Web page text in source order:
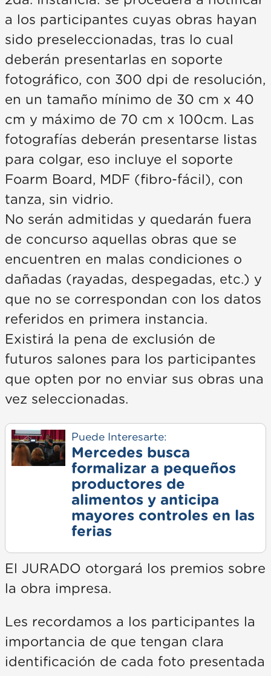
a los participantes cuyas obras hayan
sido preseleccionadas, tras lo cual
deberán presentarlas en soporte
fotográfico, con 300 dpi de resolución,
en un tamaño mínimo de 30 cm x 40
cm y máximo de 70 cm x 100cm. Las
fotografías deberán presentarse listas
para colgar, eso incluye el soporte
Foarm Board, MDF (fibro-fácil), con
tanza, sin vidrio.
No serán admitidas y quedarán fuera
de concurso aquellas obras que se
encuentren en malas condiciones o
dañadas (rayadas, despegadas, etc.) y
que no se correspondan con los datos
referidos en primera instancia.
Existirá la pena de exclusión de
futuros salones para los participantes
que opten por no enviar sus obras una
vez seleccionadas.
Puede Interesarte:
Mercedes busca
formalizar a pequeños
productores de
alimentos y anticipa
mayores controles en las
ferias
El JURADO otorgará los premios sobre
la obra impresa.
Les recordamos a los participantes la
importancia de que tengan clara
identificación de cada foto presentada